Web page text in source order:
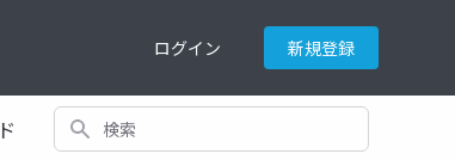
ログイン 新規登録
検索